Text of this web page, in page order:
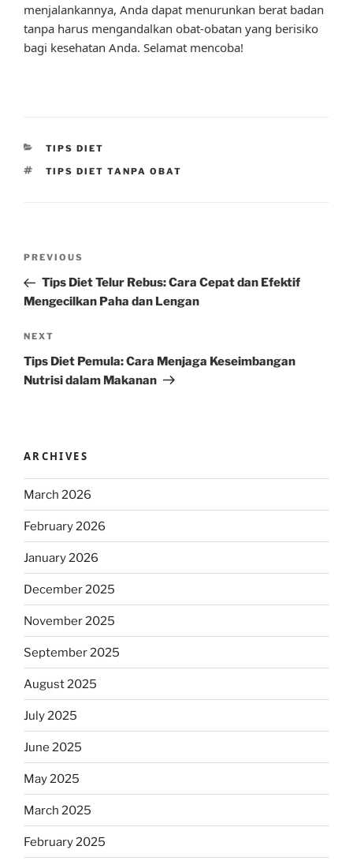
menjalankannya, Anda dapat menurunkan berat badan
tanpa harus mengandalkan obat-obatan yang berisiko
bagi kesehatan Anda. Selamat mencoba!
CATEGORIES
TIPS DIET
TAGS
TIPS DIET TANPA OBAT
Previous
Post
PREVIOUS
Tips Diet Telur Rebus: Cara Cepat dan Efektif
Mengecilkan Paha dan Lengan
Next
Post
NEXT
Tips Diet Pemula: Cara Menjaga Keseimbangan
Nutrisi dalam Makanan
ARCHIVES
March 2026
February 2026
January 2026
December 2025
November 2025
September 2025
August 2025
July 2025
June 2025
May 2025
March 2025
February 2025